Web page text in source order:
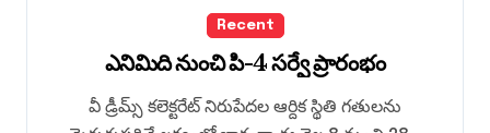
Recent
ఎనిమిది నుంచి పి-4 సర్వే ప్రారంభం
వీ డ్రీమ్స్ కలెక్టరేట్ నిరుపేదల ఆర్దిక స్థితి గతులను